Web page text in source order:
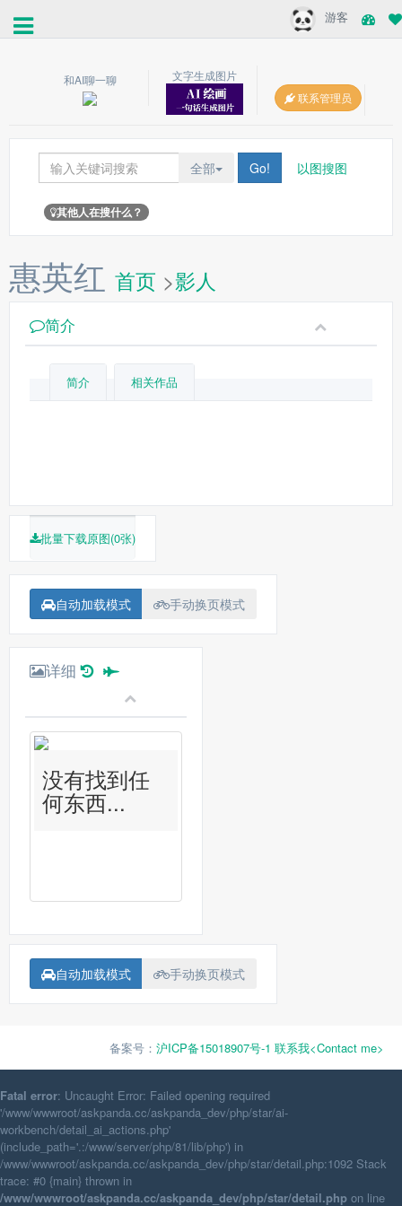
游客
和AI聊一聊
文字生成图片
联系管理员
全部 Go! 以图搜图
其他人在搜什么？
惠英红 首页 >影人
简介
简介 相关作品
批量下载原图(0张)
自动加载模式 手动换页模式
详细
没有找到任
何东西...
自动加载模式 手动换页模式
备案号： 沪ICP备15018907号-1 联系我<Contact me>
Fatal error: Uncaught Error: Failed opening required
'/www/wwwroot/askpanda.cc/askpanda_dev/php/star/ai-
workbench/detail_ai_actions.php'
(include_path='.:/www/server/php/81/lib/php') in
/www/wwwroot/askpanda.cc/askpanda_dev/php/star/detail.php:1092 Stack
trace: #0 {main} thrown in
/www/wwwroot/askpanda.cc/askpanda_dev/php/star/detail.php on line